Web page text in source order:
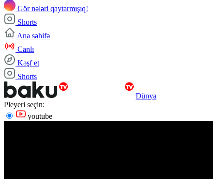
Gör nələri qaytarmışıq!
Shorts
Ana səhifə
Canlı
Kəşf et
Shorts
Dünya
Pleyeri seçin:
youtube